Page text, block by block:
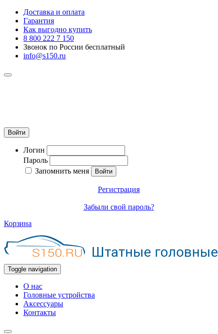
Доставка и оплата
Гарантия
Как выгодно купить
8 800 222 7 150
Звонок по России бесплатный
info@s150.ru
Войти
Логин
Пароль
Запомнить меня
Регистрация
Забыли свой пароль?
Корзина
Toggle navigation
О нас
Головные устройства
Аксессуары
Контакты